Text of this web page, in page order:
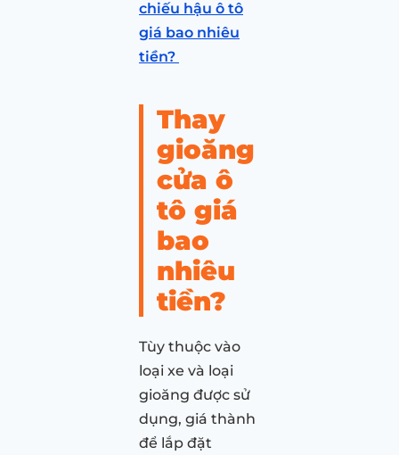
chiếu hậu ô tô
giá bao nhiêu
tiền?
Thay
gioăng
cửa ô
tô giá
bao
nhiêu
tiền?
Tùy thuộc vào
loại xe và loại
gioăng được sử
dụng, giá thành
để lắp đặt